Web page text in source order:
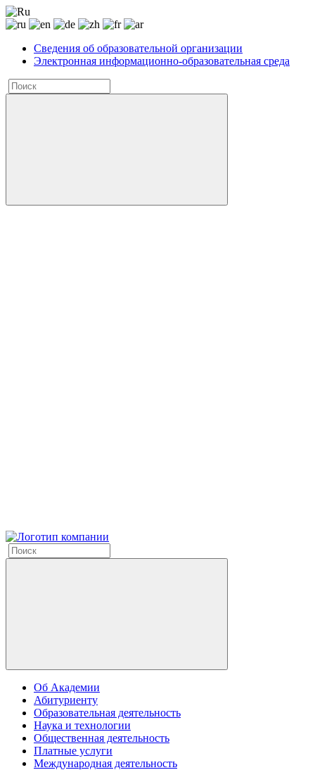
Сведения об образовательной организации
Электронная информационно-образовательная среда
Об Академии
Абитуриенту
Образовательная деятельность
Наука и технологии
Общественная деятельность
Платные услуги
Международная деятельность